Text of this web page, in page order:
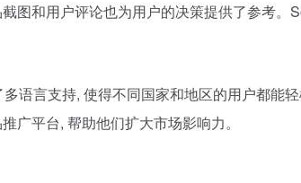
图和用户评论也为用户的决策提供了参考。
语言支持, 使得不同国家和地区的用户都能
广平台, 帮助他们扩大市场影响力。